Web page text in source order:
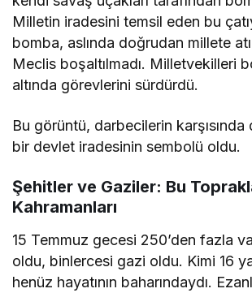
Milletin iradesini temsil eden bu
bomba, aslında doğrudan millete
Meclis boşaltılmadı. Milletvekilleri
altında görevlerini sürdürdü.
Bu görüntü, darbecilerin
bir devlet iradesinin sembolü oldu.
Şehitler ve Gaziler: Bu
Kahramanları
15 Temmuz gecesi 250’den fazla
oldu, binlercesi gazi oldu. Kimi 16
henüz hayatının baharındaydı.